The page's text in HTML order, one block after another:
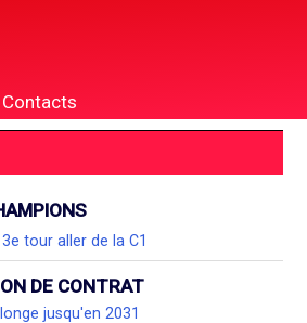
Contacts
tour aller de la C1
DE CONTRAT
jusqu'en 2031